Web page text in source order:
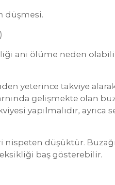
düşmesi.
ani ölüme neden
yeterince takviye
gelişmekte olan
yapılmalıdır, ayrıca
düşüktür.
baş gösterebilir.